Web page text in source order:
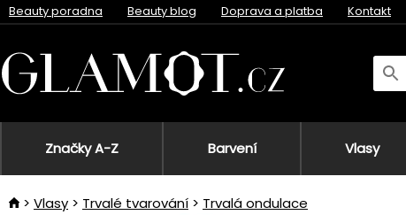
Beauty poradna Beauty blog Doprava a platba Kontakt
Značky A-Z Barvení Vlasy
Vlasy Trvalé tvarování Trvalá ondulace